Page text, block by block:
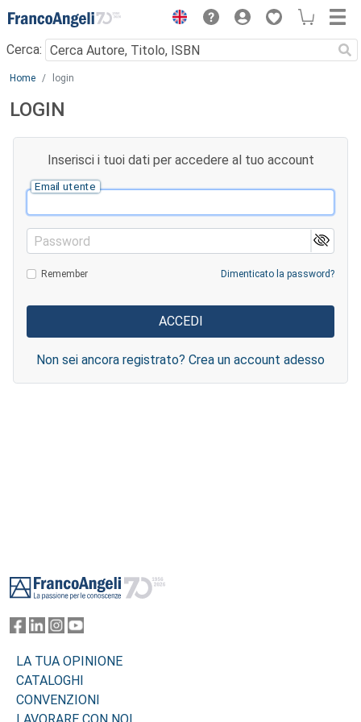
Menu
Cerca:
Main content
Home login
LOGIN
Inserisci i tuoi dati per accedere al tuo account
Email utente
Password
Remember Dimenticato la password?
Non sei ancora registrato? Crea un account adesso
LA TUA OPINIONE
CATALOGHI
CONVENZIONI